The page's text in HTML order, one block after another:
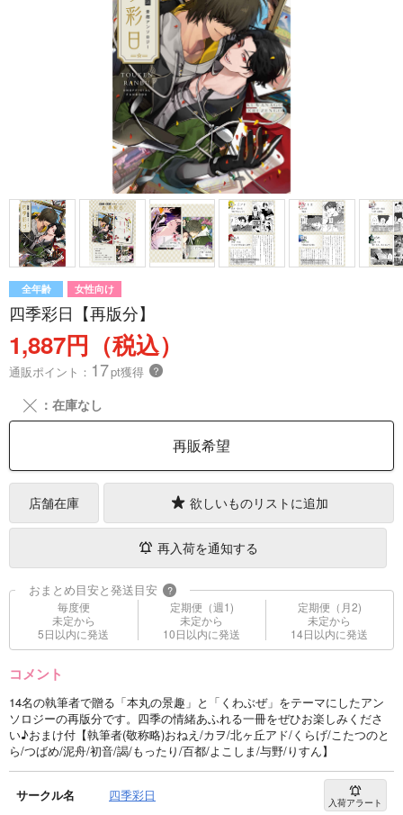
全年齢 女性向け
四季彩日【再版分】
1,887円（税込）
通販ポイント： 17pt獲得 ？
╳ ：在庫なし
再販希望
店舗在庫 欲しいものリストに追加
再入荷を通知する
おまとめ目安と発送目安 ?
毎度便
未定から
5日以内に発送
定期便（週1)
未定から
10日以内に発送
定期便（月2)
未定から
14日以内に発送
コメント
14名の執筆者で贈る「本丸の景趣」と「くわぶぜ」をテーマにしたアン
ソロジーの再版分です。四季の情緒あふれる一冊をぜひお楽しみくださ
い♪おまけ付【執筆者(敬称略)おねえ/カヲ/北ヶ丘アド/くらげ/こたつのと
ら/つばめ/泥舟/初音/謁/もったり/百都/よこしま/与野/りすん】
サークル名 四季彩日 入荷アラート